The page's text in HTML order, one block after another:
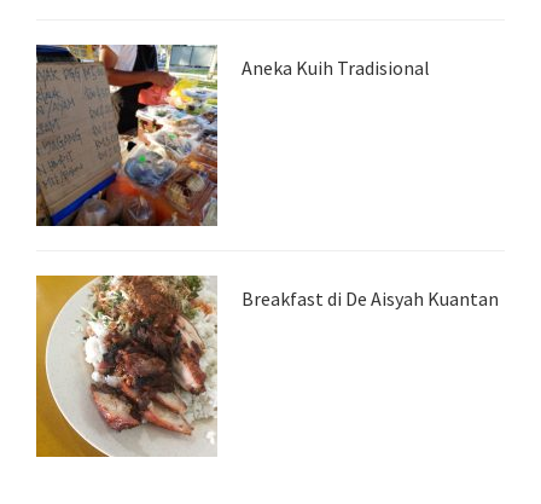
Aneka Kuih Tradisional
Breakfast di De Aisyah Kuantan